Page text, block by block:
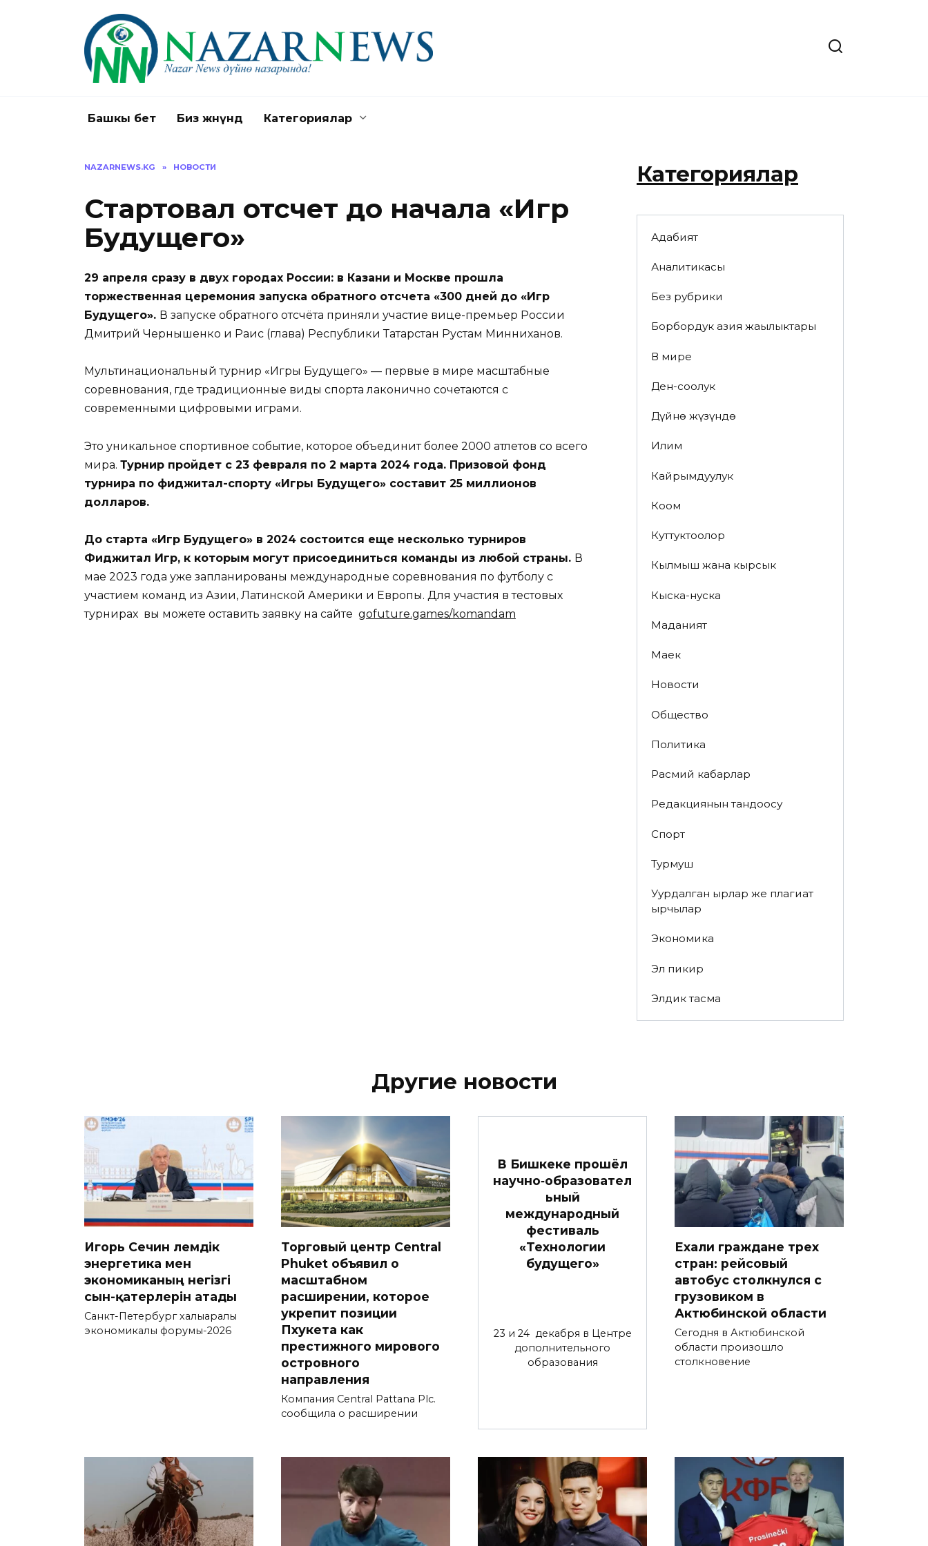
Башкы бет Биз жөнүндө Категориялар
NAZARNEWS.KG » НОВОСТИ
Стартовал отсчет до начала «Игр
Будущего»
29 апреля сразу в двух городах России: в Казани и Москве прошла
торжественная церемония запуска обратного отсчета «300 дней до «Игр
Будущего». В запуске обратного отсчёта приняли участие вице-премьер России
Дмитрий Чернышенко и Раис (глава) Республики Татарстан Рустам Минниханов.
Мультинациональный турнир «Игры Будущего» — первые в мире масштабные
соревнования, где традиционные виды спорта лаконично сочетаются с
современными цифровыми играми.
Это уникальное спортивное событие, которое объединит более 2000 атлетов со всего
мира. Турнир пройдет с 23 февраля по 2 марта 2024 года. Призовой фонд
турнира по фиджитал-спорту «Игры Будущего» составит 25 миллионов
долларов.
До старта «Игр Будущего» в 2024 состоится еще несколько турниров
Фиджитал Игр, к которым могут присоединиться команды из любой страны. В
мае 2023 года уже запланированы международные соревнования по футболу с
участием команд из Азии, Латинской Америки и Европы. Для участия в тестовых
турнирах вы можете оставить заявку на сайте gofuture.games/komandam
Категориялар
Адабият
Аналитикасы
Без рубрики
Борбордук азия жаңылыктары
В мире
Ден-соолук
Дүйнө жүзүндө
Илим
Кайрымдуулук
Коом
Куттуктоолор
Кылмыш жана кырсык
Кыска-нуска
Маданият
Маек
Новости
Общество
Политика
Расмий кабарлар
Редакциянын тандоосу
Спорт
Турмуш
Уурдалган ырлар же плагиат
ырчылар
Экономика
Эл пикир
Элдик тасма
Другие новости
Игорь Сечин әлемдік
энергетика мен
экономиканың негізгі
сын-қатерлерін атады
Санкт-Петербург халықаралық
экономикалық форумы-2026
Торговый центр Central
Phuket объявил о
масштабном
расширении, которое
укрепит позиции
Пхукета как
престижного мирового
островного
направления
Компания Central Pattana Plc.
сообщила о расширении
В Бишкеке прошёл
научно‑образовател
ьный
международный
фестиваль
«Технологии
будущего»
23 и 24 декабря в Центре
дополнительного
образования
Ехали граждане трех
стран: рейсовый
автобус столкнулся с
грузовиком в
Актюбинской области
Сегодня в Актюбинской
области произошло
столкновение